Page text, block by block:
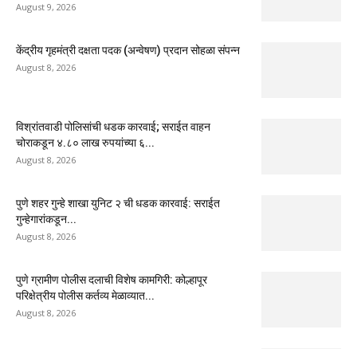
August 9, 2026
केंद्रीय गृहमंत्री दक्षता पदक (अन्वेषण) प्रदान सोहळा संपन्न
August 8, 2026
विश्रांतवाडी पोलिसांची धडक कारवाई; सराईत वाहन
चोराकडून ४.८० लाख रुपयांच्या ६...
August 8, 2026
पुणे शहर गुन्हे शाखा युनिट २ ची धडक कारवाई: सराईत
गुन्हेगारांकडून...
August 8, 2026
पुणे ग्रामीण पोलीस दलाची विशेष कामगिरी: कोल्हापूर
परिक्षेत्रीय पोलीस कर्तव्य मेळाव्यात...
August 8, 2026